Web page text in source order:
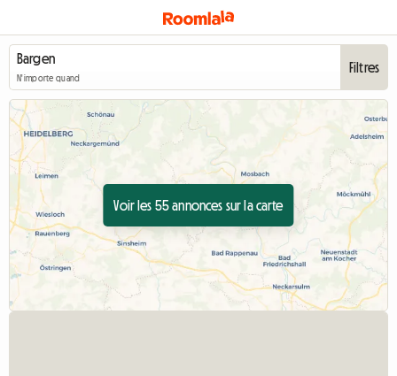
N'importe quand
Filtres
Voir les 55 annonces sur la carte